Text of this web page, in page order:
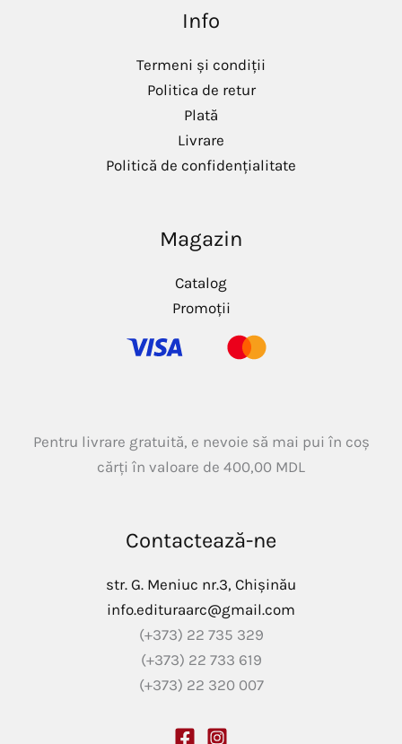
Info
Termeni și condiții
Politica de retur
Plată
Livrare
Politică de confidențialitate
Magazin
Catalog
Promoții
Pentru livrare gratuită, e nevoie să mai pui în coș
cărți în valoare de 400,00 MDL
Contactează-ne
str. G. Meniuc nr.3, Chișinău
info.edituraarc@gmail.com
(+373) 22 735 329
(+373) 22 733 619
(+373) 22 320 007